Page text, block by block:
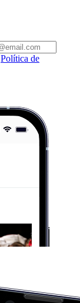
Política de